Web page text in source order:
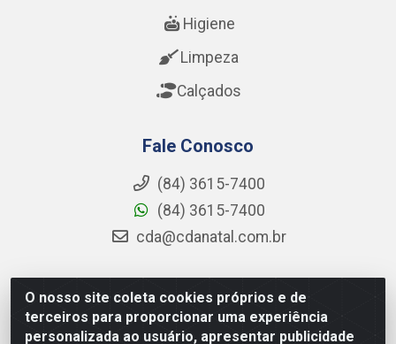
O nosso site coleta cookies próprios e de
terceiros para proporcionar uma experiência
personalizada ao usuário, apresentar publicidade
Higiene
Limpeza
Calçados
Fale Conosco
(84) 3615-7400
(84) 3615-7400
cda@cdanatal.com.br
CDA Distribuidora - Avenida Abel Cabral, 1090 - Nova
Parnamirim, Parnamirim/RN - CEP 59.151-250 - CNPJ